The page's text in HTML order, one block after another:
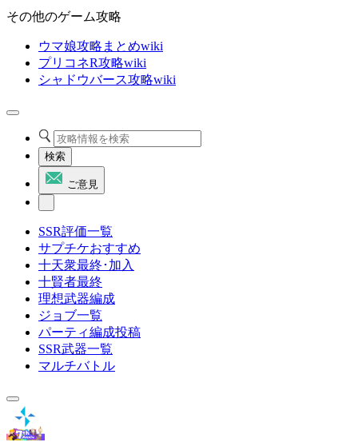
その他のゲーム攻略
ウマ娘攻略まとめwiki
プリコネR攻略wiki
シャドウバース攻略wiki
検索
ご意見
SSR評価一覧
サプチケおすすめ
十天衆最終･加入
十賢者最終
理想武器編成
ジョブ一覧
パーティ編成投稿
SSR武器一覧
マルチバトル